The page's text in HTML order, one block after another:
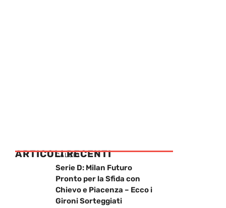
ARTICOLI RECENTI
CALCIO
Serie D: Milan Futuro
Pronto per la Sfida con
Chievo e Piacenza – Ecco i
Gironi Sorteggiati